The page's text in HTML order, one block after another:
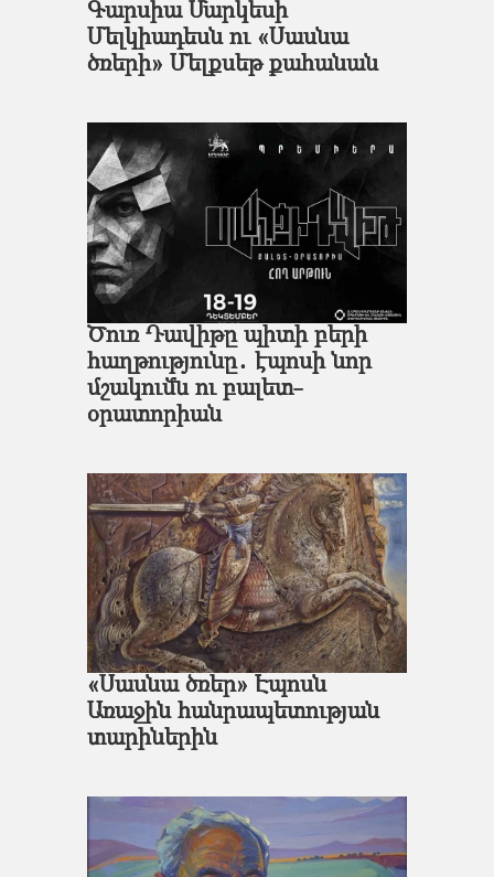
Գարսիա Մարկեսի
Մելկիադեսն ու «Սասնա
ծռերի» Մելքսեթ քահանան
Ծուռ Դավիթը պիտի բերի
հաղթությունը․ էպոսի նոր
մշակումն ու բալետ-
օրատորիան
«Սասնա ծռեր» Էպոսն
Առաջին հանրապետության
տարիներին